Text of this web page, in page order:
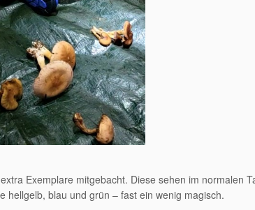
Exemplare mitgebacht. Diese sehen im normalen
hellgelb, blau und grün – fast ein wenig magisch.